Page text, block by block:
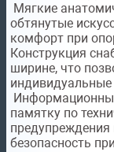
Мягкие
обтянутые
комфорт при
Конструкция
ширине, что
памятку по
безопасность